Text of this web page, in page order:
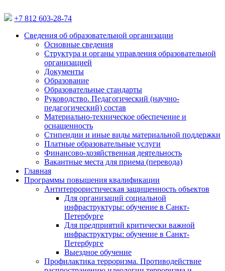
+7 812 603-28-74
Сведения об образовательной организации
Основные сведения
Структура и органы управления образовательной
организацией
Документы
Образование
Образовательные стандарты
Руководство. Педагогический (научно-
педагогический) состав
Материально-техническое обеспечение и
оснащенность
Стипендии и иные виды материальной поддержки
Платные образовательные услуги
Финансово-хозяйственная деятельность
Вакантные места для приема (перевода)
Главная
Программы повышения квалификации
Антитеррористическая защищенность объектов
Для организаций социальной
инфраструктуры: обучение в Санкт-
Петербурге
Для предприятий критически важной
инфраструктуры: обучение в Санкт-
Петербурге
Выездное обучение
Профилактика терроризма. Противодействие